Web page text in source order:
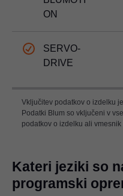
ON
SERVO-
DRIVE
Vključitev podatkov o izdelku
Podatki Blum so vključeni v
podatkov o izdelku ali vmesnik
Kateri jeziki so
programski